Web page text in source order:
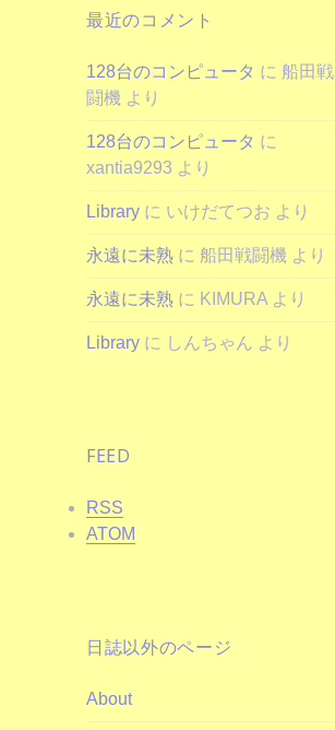
最近のコメント
128台のコンピュータ に船田戦
闘機 より
128台のコンピュータ に
xantia9293 より
Library に いけだてつお より
永遠に未熟 に船田戦闘機 より
永遠に未熟 に KIMURA より
Library に しんちゃん より
FEED
RSS
ATOM
日誌以外のページ
About